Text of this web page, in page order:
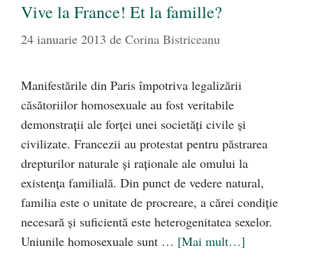
Vive la France! Et la famille?
24 ianuarie 2013 de Corina Bistriceanu
Manifestările din Paris împotriva legalizării
căsătoriilor homosexuale au fost veritabile
demonstraţii ale forţei unei societăţi civile şi
civilizate. Francezii au protestat pentru păstrarea
drepturilor naturale şi raţionale ale omului la
existenţa familială. Din punct de vedere natural,
familia este o unitate de procreare, a cărei condiţie
necesară şi suficientă este heterogenitatea sexelor.
Uniunile homosexuale sunt … [Mai mult…]